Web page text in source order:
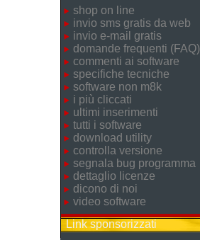
shop on line
invio sms gratis da web
invio e-mail gratis
domande frequenti (FAQ)
commenti ai software
specifiche tecniche
software non m8k
i più cliccati
ultimi inserimenti
tutti i software
download utility
controlla versione
segnala bug programma
dettaglio licenze
dicono di noi
video software
Link sponsorizzati